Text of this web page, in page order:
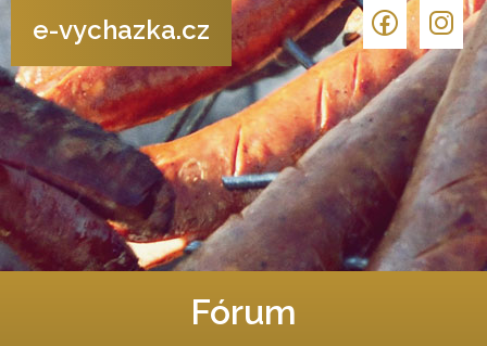
e-vychazka.cz
Fórum